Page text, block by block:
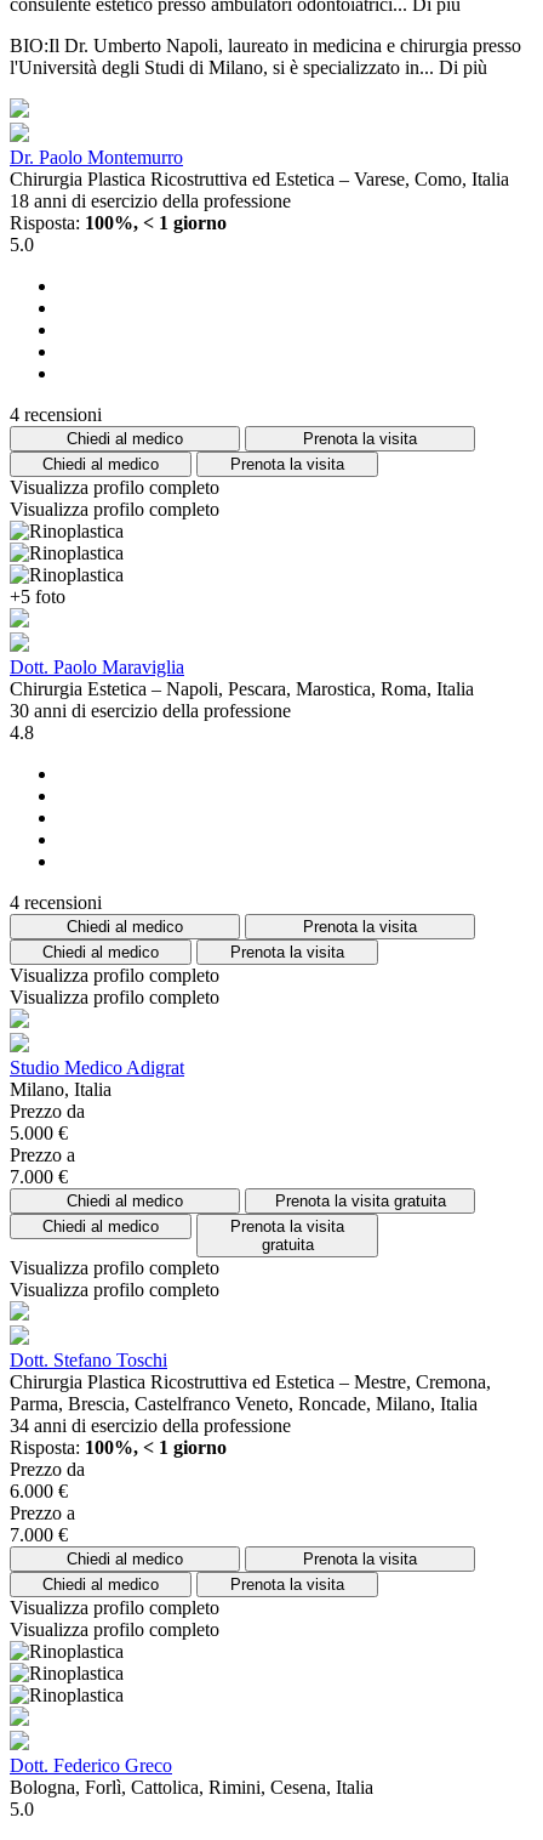
BIO:Il Dr. Umberto Napoli, laureato in medicina e chirurgia presso
l'Università degli Studi di Milano, si è specializzato in... Di più
Dr. Paolo Montemurro
Chirurgia Plastica Ricostruttiva ed Estetica – Varese, Como, Italia
18 anni di esercizio della professione
Risposta: 100%, < 1 giorno
5.0
4 recensioni
Chiedi al medico
Prenota la visita
Chiedi al medico
Prenota la visita
Visualizza profilo completo
Visualizza profilo completo
+5 foto
Dott. Paolo Maraviglia
Chirurgia Estetica – Napoli, Pescara, Marostica, Roma, Italia
30 anni di esercizio della professione
4.8
4 recensioni
Chiedi al medico
Prenota la visita
Chiedi al medico
Prenota la visita
Visualizza profilo completo
Visualizza profilo completo
Studio Medico Adigrat
Milano, Italia
Prezzo da
5.000 €
Prezzo a
7.000 €
Chiedi al medico
Prenota la visita gratuita
Chiedi al medico
Prenota la visita
gratuita
Visualizza profilo completo
Visualizza profilo completo
Dott. Stefano Toschi
Chirurgia Plastica Ricostruttiva ed Estetica – Mestre, Cremona,
Parma, Brescia, Castelfranco Veneto, Roncade, Milano, Italia
34 anni di esercizio della professione
Risposta: 100%, < 1 giorno
Prezzo da
6.000 €
Prezzo a
7.000 €
Chiedi al medico
Prenota la visita
Chiedi al medico
Prenota la visita
Visualizza profilo completo
Visualizza profilo completo
Dott. Federico Greco
Bologna, Forlì, Cattolica, Rimini, Cesena, Italia
5.0